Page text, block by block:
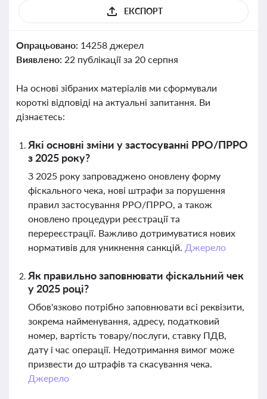
ЕКСПОРТ
Опрацьовано: 14258 джерел
Виявлено: 22 публікації за 20 серпня
На основі зібраних матеріалів ми сформували
короткі відповіді на актуальні запитання. Ви
дізнаєтесь:
Які основні зміни у застосуванні РРО/ПРРО
з 2025 року?
З 2025 року запроваджено оновлену форму
фіскального чека, нові штрафи за порушення
правил застосування РРО/ПРРО, а також
оновлено процедури реєстрації та
перереєстрації. Важливо дотримуватися нових
нормативів для уникнення санкцій. Джерело
Як правильно заповнювати фіскальний чек
у 2025 році?
Обов'язково потрібно заповнювати всі реквізити,
зокрема найменування, адресу, податковий
номер, вартість товару/послуги, ставку ПДВ,
дату і час операції. Недотримання вимог може
призвести до штрафів та скасування чека.
Джерело